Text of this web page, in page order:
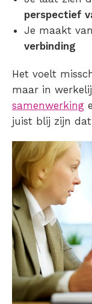
perspectief
Je maakt
verbinding
Het voelt
maar in
samenwerking
juist blij zijn